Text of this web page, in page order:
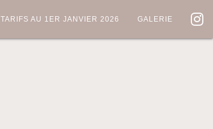
TARIFS AU 1ER JANVIER 2026 GALERIE